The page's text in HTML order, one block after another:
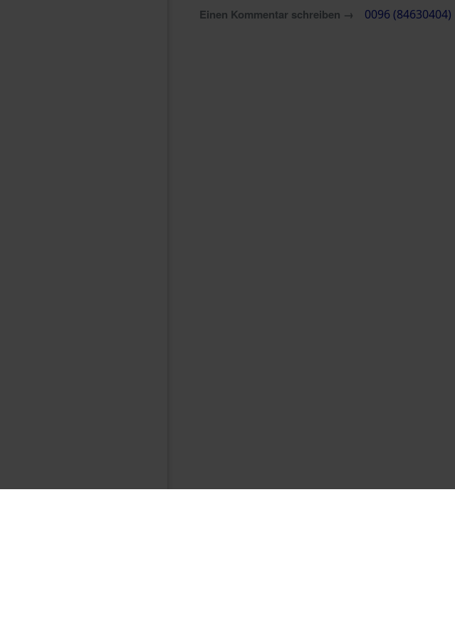
Einen Kommentar schreiben → 0096 (84630404)